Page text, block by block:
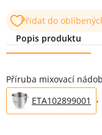
Přidat do
Popis produktu
Příruba mixovací
ETA102899001
,